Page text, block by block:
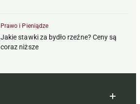
Prawo i Pieniądze
Jakie stawki za bydło rzeźne? Ceny są
coraz niższe